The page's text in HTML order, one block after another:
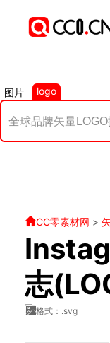
图片 logo
CC零素材网 >
志
格式：.svg